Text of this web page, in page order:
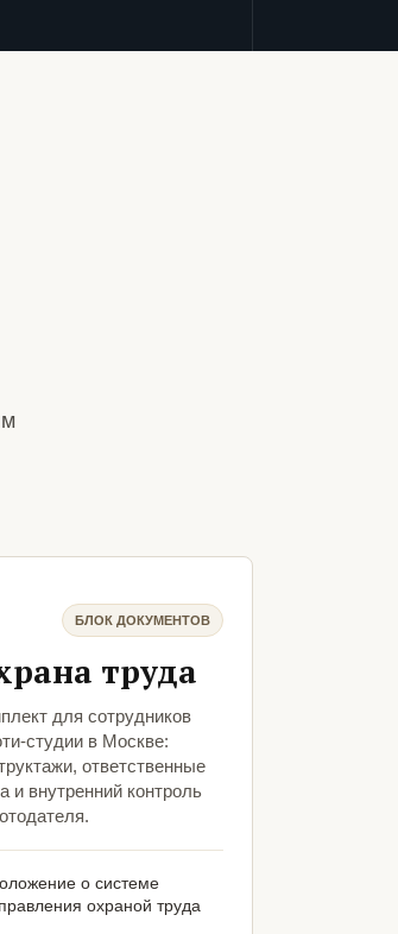
БЛОК ДОКУМЕНТОВ
труда
для сотрудников
студии в Москве:
ответственные
и внутренний контроль
о системе
охраной труда